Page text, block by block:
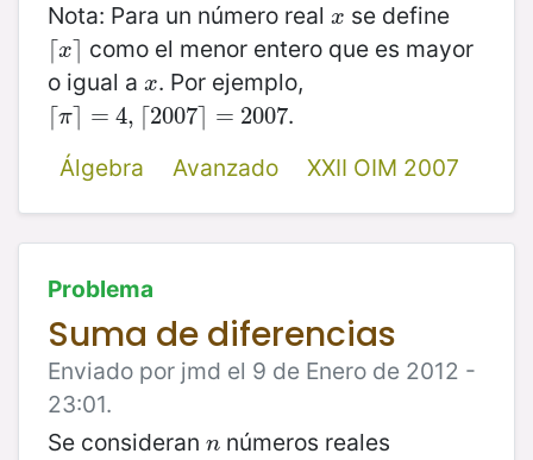
Nota: Para un número real x
x se define
⌈x⌉
⌈x⌉ como el menor entero que es mayor
o igual a x
x. Por ejemplo,
⌈π⌉ = 4, ⌈2007⌉ = 2007
⌈π⌉ =4, ⌈2007⌉=2007
.
Álgebra
Avanzado XXII OIM 2007
Problema
Suma de diferencias
Enviado por jmd el 9 de Enero de 2012 -
23:01.
Se consideran n
n números reales